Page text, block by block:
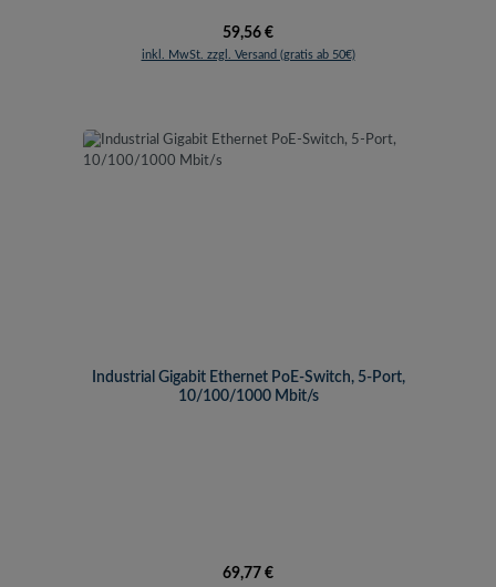
Regulärer Preis:
59,56 €
inkl. MwSt. zzgl. Versand (gratis ab 50€)
Industrial Gigabit Ethernet PoE-Switch, 5-Port,
10/100/1000 Mbit/s
Regulärer Preis:
69,77 €